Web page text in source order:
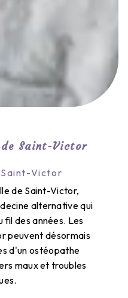
Saint-Victor
Victor
de Saint-Victor,
alternative qui
fil des années. Les
peuvent désormais
d'un ostéopathe
maux et troubles